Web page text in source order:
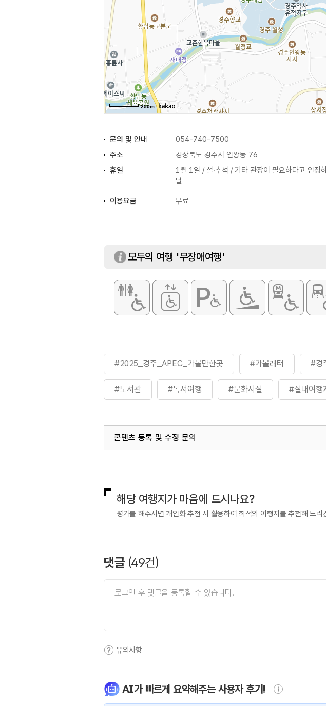
250m
문의 및 안내 054-740-7500
주소
경상북도 경주시 인왕동 76
휴일
1월 1일 / 설·추석 / 기타 관장이 필요하다고 인정
날
이용요금
무료
모두의 여행 '무장애여행'
#2025_경주_APEC_가볼만한곳 #가볼래터 #경
#도서관 #독서여행 #문화시설 #실내여행
콘텐츠 등록 및 수정 문의
해당 여행지가 마음에 드시나요?
평가를 해주시면 개인화 추천 시 활용하여 최적의 여행지를 추천해 드리
댓글 (49건)
유의사항
AI가 빠르게 요약해주는 사용자 후기!